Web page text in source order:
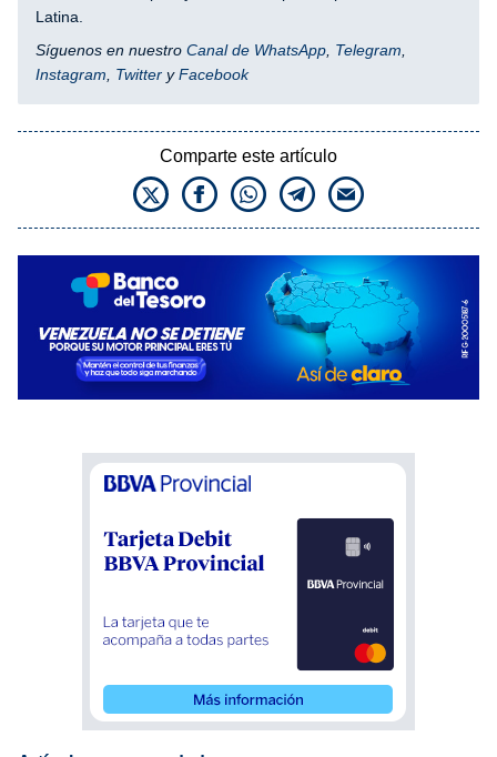
Latina.
Síguenos en nuestro Canal de WhatsApp, Telegram,
Instagram, Twitter yFacebook
Comparte este artículo